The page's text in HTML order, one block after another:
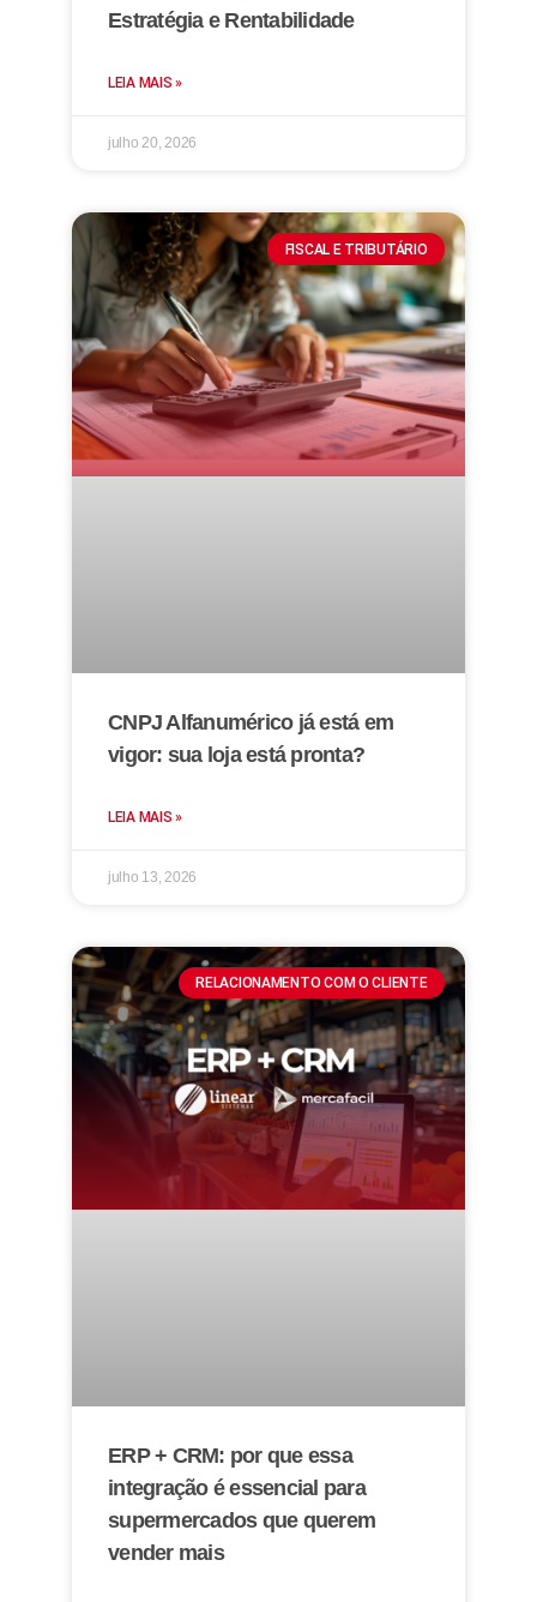
Estratégia e Rentabilidade
LEIA MAIS »
julho 20, 2026
FISCAL E TRIBUTÁRIO
CNPJ Alfanumérico já está em
vigor: sua loja está pronta?
LEIA MAIS »
julho 13, 2026
RELACIONAMENTO COM O CLIENTE
ERP + CRM: por que essa
integração é essencial para
supermercados que querem
vender mais